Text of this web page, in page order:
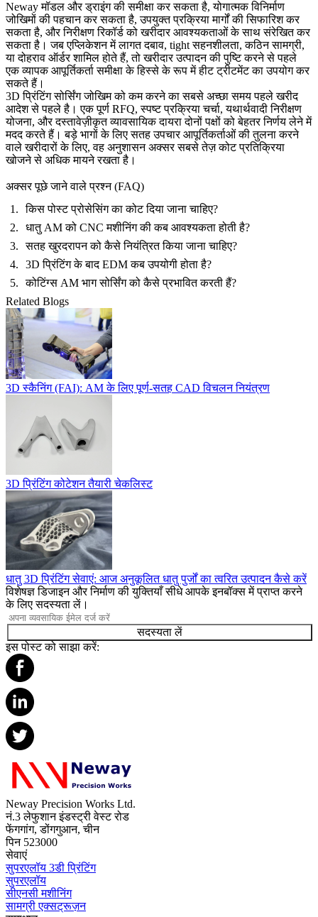
Neway मॉडल और ड्राइंग की समीक्षा कर सकता है, योगात्मक विनिर्माण
जोखिमों की पहचान कर सकता है, उपयुक्त प्रक्रिया मार्गों की सिफारिश कर
सकता है, और निरीक्षण रिकॉर्ड को खरीदार आवश्यकताओं के साथ संरेखित कर
सकता है। जब एप्लिकेशन में लागत दबाव, tight सहनशीलता, कठिन सामग्री,
या दोहराव ऑर्डर शामिल होते हैं, तो खरीदार उत्पादन की पुष्टि करने से पहले
एक व्यापक आपूर्तिकर्ता समीक्षा के हिस्से के रूप मेंहीट ट्रीटमेंटका उपयोग कर
सकते हैं।
3D प्रिंटिंग सोर्सिंग जोखिम को कम करने का सबसे अच्छा समय पहले खरीद
आदेश से पहले है। एक पूर्ण RFQ, स्पष्ट प्रक्रिया चर्चा, यथार्थवादी निरीक्षण
योजना, और दस्तावेज़ीकृत व्यावसायिक दायरा दोनों पक्षों को बेहतर निर्णय लेने में
मदद करते हैं। बड़े भागों के लिए सतह उपचार आपूर्तिकर्ताओं की तुलना करने
वाले खरीदारों के लिए, वह अनुशासन अक्सर सबसे तेज़ कोट प्रतिक्रिया
खोजने से अधिक मायने रखता है।
अक्सर पूछे जाने वाले प्रश्न (FAQ)
किस पोस्ट प्रोसेसिंग का कोट दिया जाना चाहिए?
धातु AM को CNC मशीनिंग की कब आवश्यकता होती है?
सतह खुरदरापन को कैसे नियंत्रित किया जाना चाहिए?
3D प्रिंटिंग के बाद EDM कब उपयोगी होता है?
कोटिंग्स AM भाग सोर्सिंग को कैसे प्रभावित करती हैं?
Related Blogs
3D स्कैनिंग (FAI): AM के लिए पूर्ण-सतह CAD विचलन नियंत्रण
3D प्रिंटिंग कोटेशन तैयारी चेकलिस्ट
धातु 3D प्रिंटिंग सेवाएं: आज अनुकूलित धातु पुर्जों का त्वरित उत्पादन कैसे करें
विशेषज्ञ डिजाइन और निर्माण की युक्तियाँ सीधे आपके इनबॉक्स में प्राप्त करने
के लिए सदस्यता लें।
सदस्यता लें
इस पोस्ट को साझा करें:
Neway Precision Works Ltd.
नं.3 लेफुशान इंडस्ट्री वेस्ट रोड
फेंगगांग, डोंगगुआन, चीन
पिन 523000
सेवाएं
सुपरएलॉय 3डी प्रिंटिंग
सुपरएलॉय
सीएनसी मशीनिंग
सामग्री एक्सट्रूज़न